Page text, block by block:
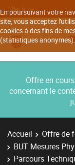
En poursuivant votre
site, vous acceptez
cookies à des fins de
(statistiques anonymes).
Aller à
Offre en
concernant le
Accueil Offre de
BUT Mesures
Parcours